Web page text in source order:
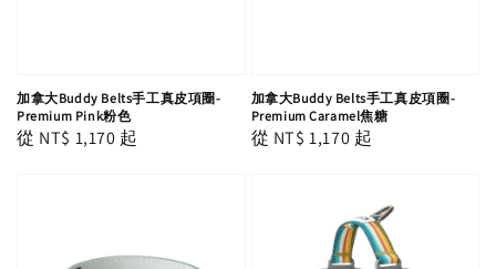
加拿大Buddy Belts手工真皮項圈-
Premium Pink粉色
Regular
從 NT$ 1,170 起
加拿大Buddy Belts手工真皮項圈-
Premium Caramel焦糖
Regular
從 NT$ 1,170 起